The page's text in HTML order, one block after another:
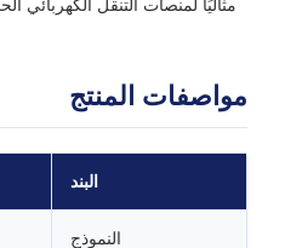
مواصفات المنتج
البند
النموذج